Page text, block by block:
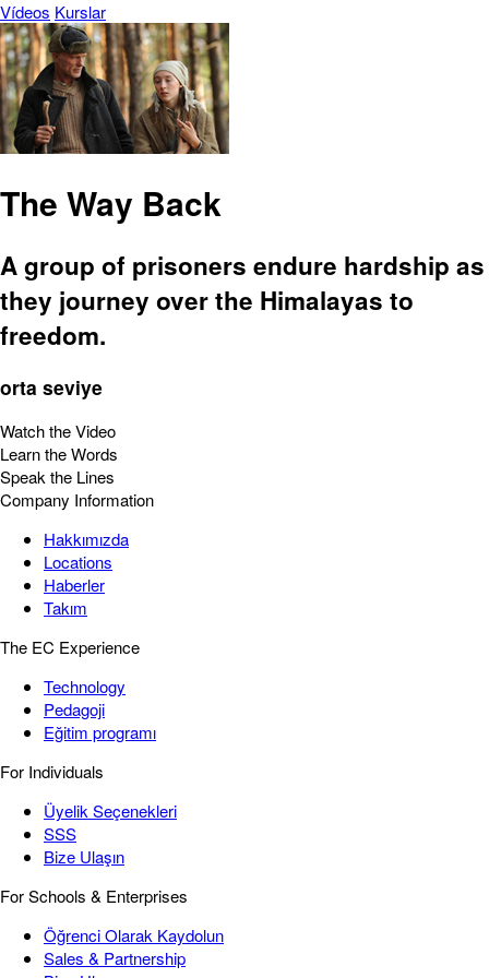
Vídeos Kurslar
The Way Back
A group of prisoners endure hardship as
they journey over the Himalayas to
freedom.
orta seviye
Watch the Video
Learn the Words
Speak the Lines
Company Information
Hakkımızda
Locations
Haberler
Takım
The EC Experience
Technology
Pedagoji
Eğitim programı
For Individuals
Üyelik Seçenekleri
SSS
Bize Ulaşın
For Schools & Enterprises
Öğrenci Olarak Kaydolun
Sales & Partnership